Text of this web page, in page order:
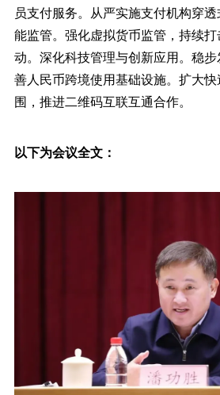
员支付服务。从严实施支付机构穿
能监管。强化虚拟货币监管，持续
动。深化科技管理与创新应用。稳
善人民币跨境使用基础设施。扩大
围，推进二维码互联互通合作。
以下为会议全文：